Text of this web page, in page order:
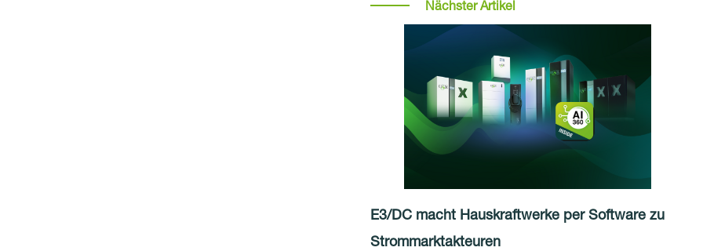
Nächster Artikel
E3/DC macht Hauskraftwerke per Software zu
Strommarktakteuren